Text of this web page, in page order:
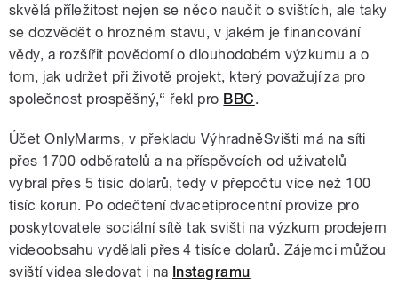
skvělá příležitost nejen se něco naučit o svištích, ale taky
se dozvědět o hrozném stavu, v jakém je financování
vědy, a rozšířit povědomí o dlouhodobém výzkumu a o
tom, jak udržet při životě projekt, který považují za pro
společnost prospěšný,“ řekl pro BBC.
Účet OnlyMarms, v překladu VýhradněSvišti má na síti
přes 1700 odběratelů a na příspěvcích od uživatelů
vybral přes 5 tisíc dolarů, tedy v přepočtu více než 100
tisíc korun. Po odečtení dvacetiprocentní provize pro
poskytovatele sociální sítě tak svišti na výzkum prodejem
videoobsahu vydělali přes 4 tisíce dolarů. Zájemci můžou
sviští videa sledovat i na Instagramu